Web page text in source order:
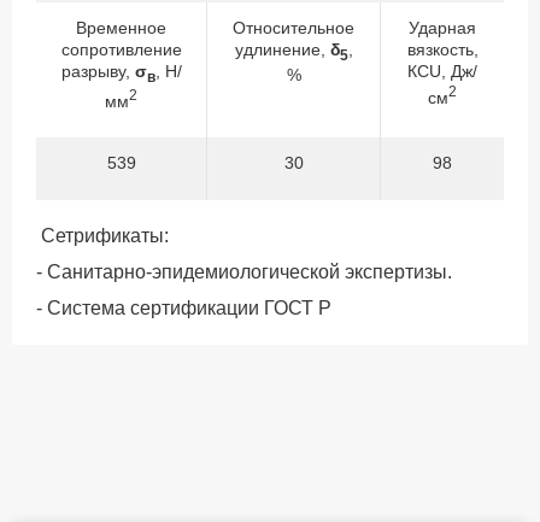
Временное
сопротивление
разрыву, σв, Н/
мм2
Относительное
удлинение, δ5
%
Ударная
вязкость,
КСU, Дж/
см2
539 30 98
Сетрификаты:
- Санитарно-эпидемиологической экспертизы.
- Система сертификации ГОСТ Р